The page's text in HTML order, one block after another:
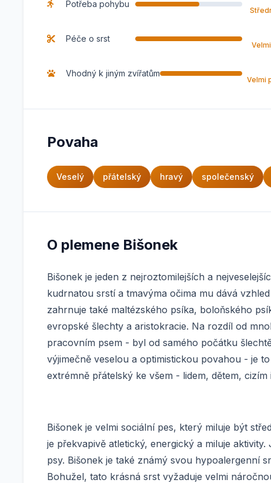
Potřeba pohybu
Péče o srst
Vhodný k jiným zvířatům
Velmi
Povaha
Veselý přátelský hravý společenský
O plemene Bišonek
Bišonek je jeden z nejroztomilejších a
kudrnatou srstí a tmavýma očima mu dává
zahrnuje také maltézského psíka, boloňského
evropské šlechty a aristokracie. Na rozdíl od
pracovním psem - byl od samého počátku
výjimečně veselou a optimistickou povahou - je
extrémně přátelský ke všem - lidem, dětem,
Bišonek je velmi sociální pes, který miluje být
je překvapivě atletický, energický a miluje
psy. Bišonek je také známý svou hypoalergenní
Bohužel, tato krásná srst vyžaduje velmi